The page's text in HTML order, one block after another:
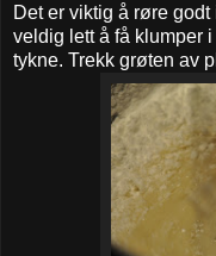
Det er viktig å røre
veldig lett å få klumper
tykne. Trekk grøten av